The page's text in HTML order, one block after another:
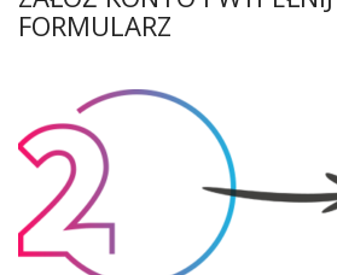
FORMULARZ